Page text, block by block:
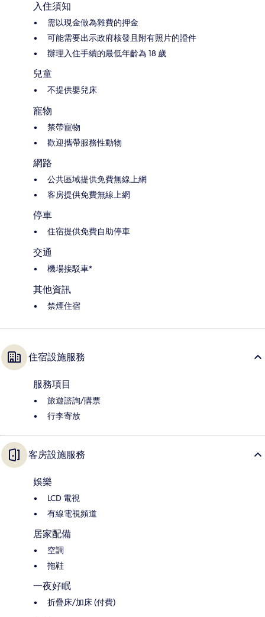
入住須知
需以現金做為雜費的押金
可能需要出示政府核發且附有照片的證件
辦理入住手續的最低年齡為 18 歲
兒童
不提供嬰兒床
寵物
禁帶寵物
歡迎攜帶服務性動物
網路
公共區域提供免費無線上網
客房提供免費無線上網
停車
住宿提供免費自助停車
交通
機場接駁車*
其他資訊
禁煙住宿
住宿設施服務
服務項目
旅遊諮詢/購票
行李寄放
客房設施服務
娛樂
LCD 電視
有線電視頻道
居家配備
空調
拖鞋
一夜好眠
折疊床/加床 (付費)